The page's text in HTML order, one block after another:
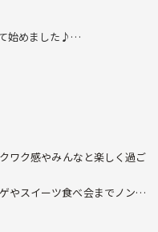
始めました♪
有したいです✨
ワク感やみんなと楽しく過ご
やスイーツ食べ会までノンジ